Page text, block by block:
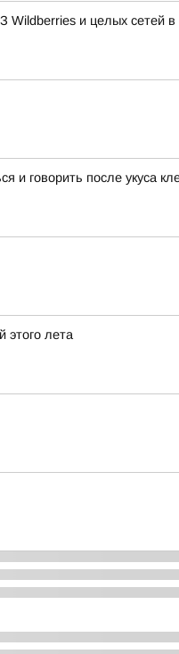
Wildberries и целых сетей
и говорить после укуса
этого лета